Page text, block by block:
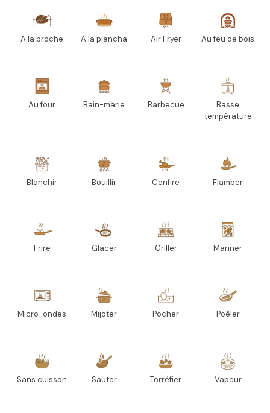
A la broche A la plancha Air Fryer Au feu de bois
Au four Bain-marie Barbecue
Basse
température
Blanchir Bouillir Confire Flamber
Frire Glacer Griller Mariner
Micro-ondes Mijoter Pocher Poêler
Sans cuisson Sauter Torréfier Vapeur